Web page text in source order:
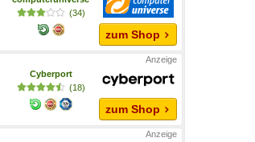
(34)
zum Shop
Cyberport
(18)
zum Shop